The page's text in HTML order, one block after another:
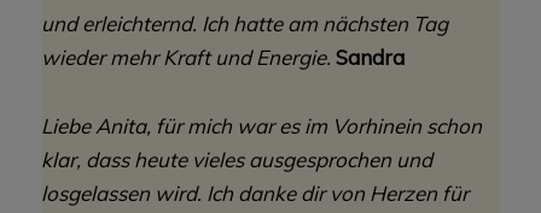
und erleichternd. Ich hatte am nächsten Tag
wieder mehr Kraft und Energie. Sandra
Liebe Anita, für mich war es im Vorhinein schon
klar, dass heute vieles ausgesprochen und
losgelassen wird. Ich danke dir von Herzen für